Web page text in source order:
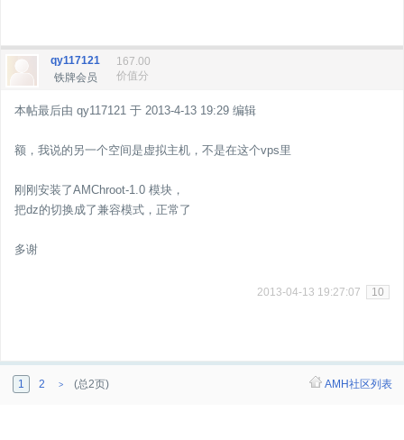
qy117121
铁牌会员
167.00
价值分
本帖最后由 qy117121 于 2013-4-13 19:29 编辑
额，我说的另一个空间是虚拟主机，不是在这个vps里
刚刚安装了AMChroot-1.0 模块，
把dz的切换成了兼容模式，正常了
多谢
2013-04-13 19:27:07 10
1 2 > (总2页) AMH社区列表